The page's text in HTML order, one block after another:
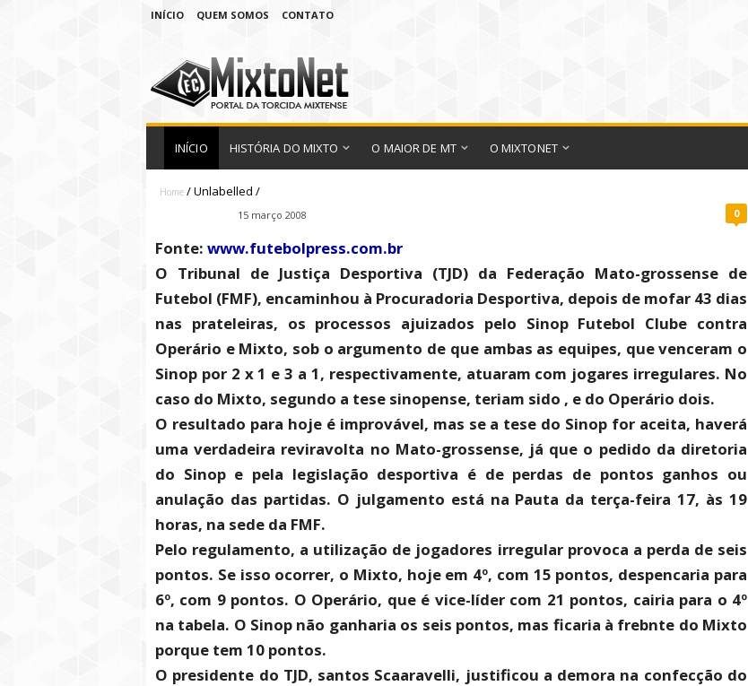
INÍCIO QUEM SOMOS CONTATO
INÍCIO HISTÓRIA DO MIXTO O MAIOR DE MT O MIXTONET
Home /Unlabelled /
15 março 2008 0
Fonte: www.futebolpress.com.br
O Tribunal de Justiça Desportiva (TJD) da Federação Mato-grossense de
Futebol (FMF), encaminhou à Procuradoria Desportiva, depois de mofar 43 dias
nas prateleiras, os processos ajuizados pelo Sinop Futebol Clube contra
Operário e Mixto, sob o argumento de que ambas as equipes, que venceram o
Sinop por 2 x 1 e 3 a 1, respectivamente, atuaram com jogares irregulares. No
caso do Mixto, segundo a tese sinopense, teriam sido , e do Operário dois.
O resultado para hoje é improvável, mas se a tese do Sinop for aceita, haverá
uma verdadeira reviravolta no Mato-grossense, já que o pedido da diretoria
do Sinop e pela legislação desportiva é de perdas de pontos ganhos ou
anulação das partidas. O julgamento está na Pauta da terça-feira 17, às 19
horas, na sede da FMF.
Pelo regulamento, a utilização de jogadores irregular provoca a perda de seis
pontos. Se isso ocorrer, o Mixto, hoje em 4º, com 15 pontos, despencaria para
6º, com 9 pontos. O Operário, que é vice-líder com 21 pontos, cairia para o 4º
na tabela. O Sinop não ganharia os seis pontos, mas ficaria à frebnte do Mixto
porque tem 10 pontos.
O presidente do TJD, santos Scaaravelli, justificou a demora na confecção do